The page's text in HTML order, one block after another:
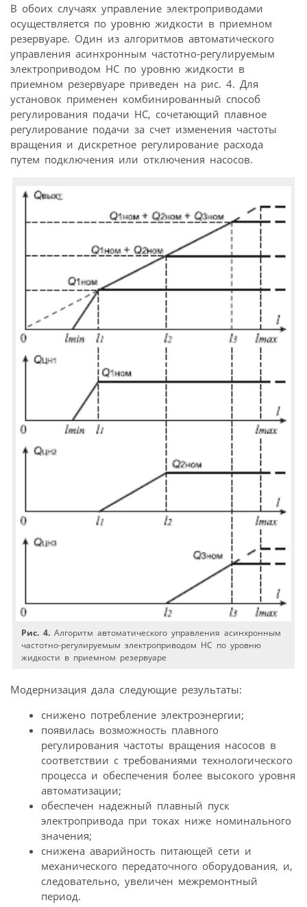
В обоих случаях управление электроприводами
осуществляется по уровню жидкости в приемном
резервуаре. Один из алгоритмов автоматического
управления асинхронным частотно-регулируемым
электроприводом НС по уровню жидкости в
приемном резервуаре приведен на рис. 4. Для
установок применен комбинированный способ
регулирования подачи НС, сочетающий плавное
регулирование подачи за счет изменения частоты
вращения и дискретное регулирование расхода
путем подключения или отключения насосов.
Рис. 4. Алгоритм автоматического управления асинхронным
частотно-регулируемым электроприводом НС по уровню
жидкости в приемном резервуаре
Модернизация дала следующие результаты:
снижено потребление электроэнергии;
появилась возможность плавного
регулирования частоты вращения насосов в
соответствии с требованиями технологического
процесса и обеспечения более высокого уровня
автоматизации;
обеспечен надежный плавный пуск
электропривода при токах ниже номинального
значения;
снижена аварийность питающей сети и
механического передаточного оборудования, и,
следовательно, увеличен межремонтный
период.